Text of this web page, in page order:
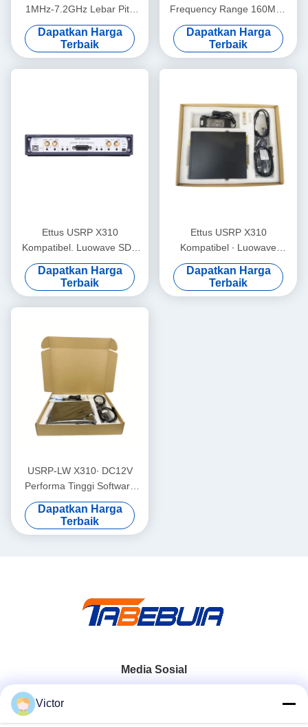
1MHz-7.2GHz Lebar Pita
400MHz 4 Saluran
Dapatkan Harga
Terbaik
Frequency Range 160MHz
Bandwidth 2T2R Xilinx
Kintex-7 410T FPGA USRP
SDR
Dapatkan Harga
Terbaik
Ettus USRP X310
Kompatibel. Luowave SDR
Berkinerja Tinggi USRP X
Series USRP-LW X310,
2T2R, RF DC-6GHz, 160
MHz BW
Dapatkan Harga
Terbaik
Ettus USRP X310
Kompatibel ∙ Luowave
Performance High SDR
USRP X Series Kompatibel
dengan ETTUS USRP X310
Dapatkan Harga
Terbaik
USRP-LW X310∙ DC12V
Performa Tinggi Software
Defined Radio X310 USRP
Scalable
Dapatkan Harga
Terbaik
Media Sosial
Victor